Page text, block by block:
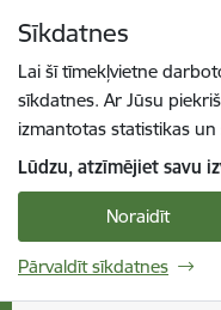
Sīkdatnes
Lai šī tīmekļvietne
sīkdatnes. Ar Jūsu
izmantotas statistikas
Lūdzu, atzīmējiet savu
Noraidīt
Pārvaldīt sīkdatnes